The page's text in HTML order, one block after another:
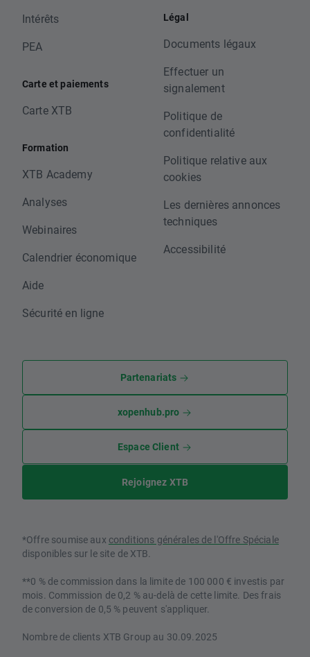
Intérêts
PEA
Carte et paiements
Carte XTB
Formation
XTB Academy
Analyses
Webinaires
Calendrier économique
Aide
Sécurité en ligne
Légal
Documents légaux
Effectuer un
signalement
Politique de
confidentialité
Politique relative aux
cookies
Les dernières annonces
techniques
Accessibilité
Partenariats
xopenhub.pro
Espace Client
Rejoignez XTB
*Offre soumise aux conditions générales de l'Offre Spéciale
disponibles sur le site de XTB.
**0 % de commission dans la limite de 100 000 € investis par
mois. Commission de 0,2 % au-delà de cette limite. Des frais
de conversion de 0,5 % peuvent s'appliquer.
Nombre de clients XTB Group au 30.09.2025